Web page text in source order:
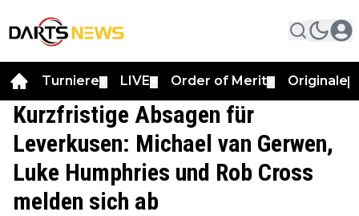
Turniere LIVE Order of Merit Originale
Kurzfristige Absagen für
Leverkusen: Michael van Gerwen,
Luke Humphries und Rob Cross
melden sich ab